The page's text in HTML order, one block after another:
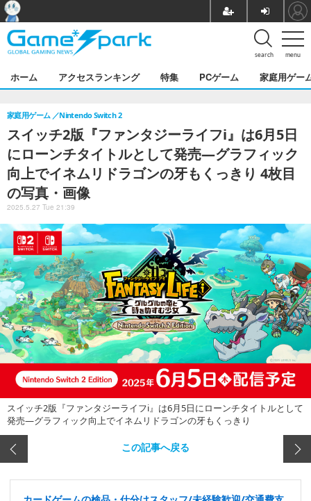
menu
search
ホーム アクセスランキング 特集 PCゲーム 家庭用ゲー
スイッチ2版『ファンタジーライフi』は6月5日
にローンチタイトルとして発売―グラフィック
向上でイネムリドラゴンの牙もくっきり 4枚目
の写真・画像
家庭用ゲーム Nintendo Switch 2
2025.5.27 Tue 21:39
スイッチ2版『ファンタジーライフi』は6月5日にローンチタイトルとして
発売―グラフィック向上でイネムリドラゴンの牙もくっきり
この記事へ戻る